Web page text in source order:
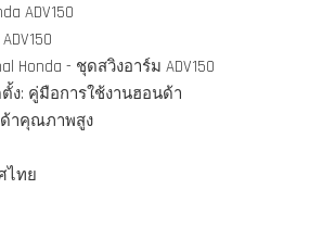
ADV150
Honda - ชุดสวิงอาร์ม ADV150
ง: คู่มือการใช้งานฮอนด้า
าคุณภาพสูง
ไทย